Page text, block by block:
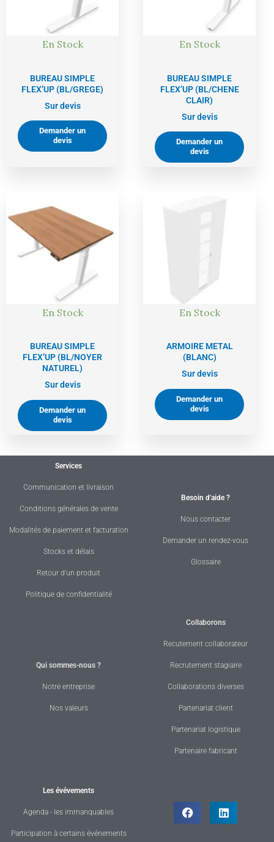
En Stock
BUREAU SIMPLE
FLEX’UP (BL/GREGE)
Sur devis
Demander un
devis
En Stock
BUREAU SIMPLE
FLEX’UP (BL/CHENE
CLAIR)
Sur devis
Demander un
devis
En Stock
BUREAU SIMPLE
FLEX’UP (BL/NOYER
NATUREL)
Sur devis
Demander un
devis
En Stock
ARMOIRE METAL
(BLANC)
Sur devis
Demander un
devis
Services
Communication et livraison
Conditions générales de vente
Modalités de paiement et facturation
Stocks et délais
Retour d'un produit
Politique de confidentialité
Besoin d'aide ?
Nous contacter
Demander un rendez-vous
Glossaire
Qui sommes-nous ?
Notre entreprise
Nos valeurs
Collaborons
Recutement collaborateur
Recrutement stagiaire
Collaborations diverses
Partenariat client
Partenariat logistique
Partenaire fabricant
Les évévements
Agenda - les immanquables
Participation à certains événements